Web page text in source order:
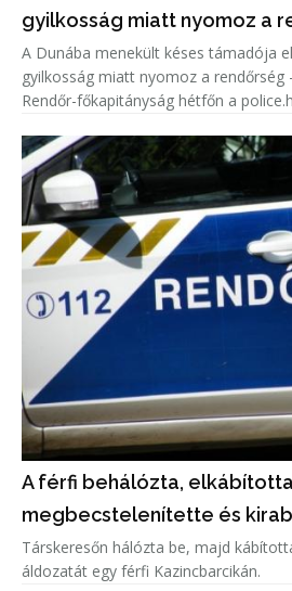
gyilkosság miatt nyomoz a
A Dunába menekült késes támadója
gyilkosság miatt nyomoz a rendőrség
Rendőr-főkapitányság hétfőn a
A férfi behálózta,
megbecstelenítette és
Társkeresőn hálózta be, majd
áldozatát egy férfi Kazincbarcikán.